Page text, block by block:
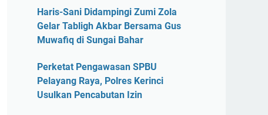
Haris-Sani Didampingi Zumi Zola
Gelar Tabligh Akbar Bersama Gus
Muwafiq di Sungai Bahar
Perketat Pengawasan SPBU
Pelayang Raya, Polres Kerinci
Usulkan Pencabutan Izin